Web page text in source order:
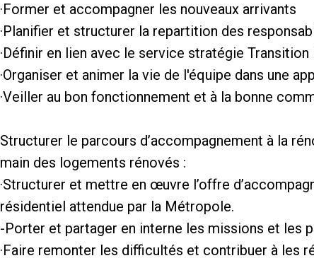
·Former et accompagner les nouveaux arrivants
·Planifier et structurer la repartition des
·Définir en lien avec le service stratégie
·Organiser et animer la vie de l'équipe dans une
·Veiller au bon fonctionnement et à la bonne
Structurer le parcours d’accompagnement à la
main des logements rénovés :
·Structurer et mettre en œuvre l’offre
résidentiel attendue par la Métropole.
-Porter et partager en interne les missions et les
·Faire remonter les difficultés et contribuer à les